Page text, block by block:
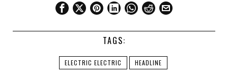
TAGS:
ELECTRIC ELECTRIC HEADLINE